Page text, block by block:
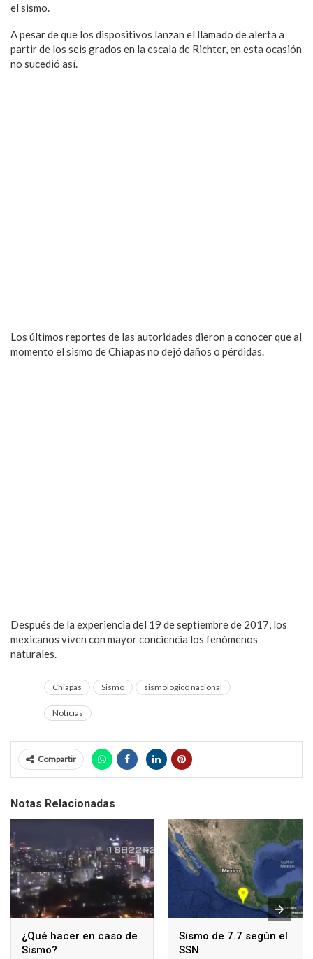
el sismo.
A pesar de que los dispositivos lanzan el llamado de alerta a
partir de los seis grados en la escala de Richter, en esta ocasión
no sucedió así.
Los últimos reportes de las autoridades dieron a conocer que al
momento el sismo de Chiapas no dejó daños o pérdidas.
Después de la experiencia del 19 de septiembre de 2017, los
mexicanos viven con mayor conciencia los fenómenos
naturales.
Chiapas Sismo sismologico nacional
Noticias
Compartir
Notas Relacionadas
¿Qué hacer en caso de
Sismo?
Sismo de 7.7 según el
SSN